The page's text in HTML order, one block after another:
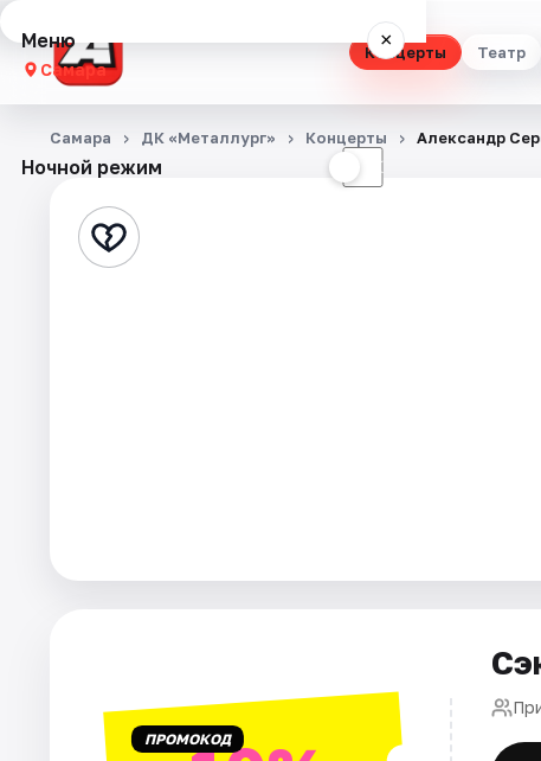
Концерты Театр
Меню ×
Самара
Концерты
Стендап
Артисты
Ночной режим ☾
Самара ДК «Металлург» Концерты Александр
ПРОМОКОД